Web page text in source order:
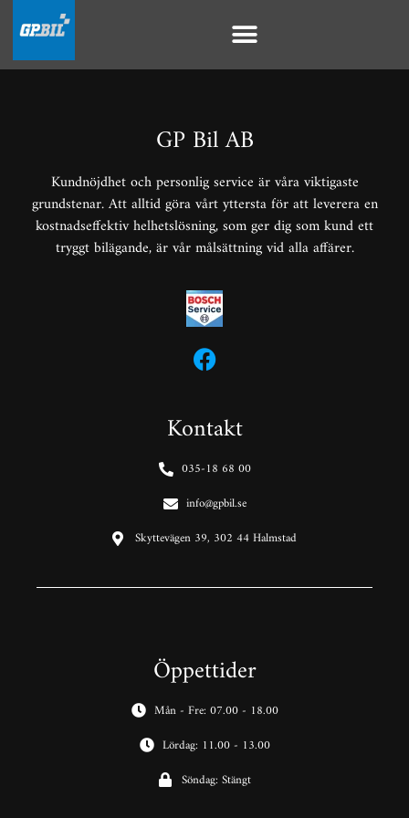
GP Bil AB
Kundnöjdhet och personlig service är våra viktigaste
grundstenar. Att alltid göra vårt yttersta för att leverera en
kostnadseffektiv helhetslösning, som ger dig som kund ett
tryggt bilägande, är vår målsättning vid alla affärer.
Kontakt
035-18 68 00
info@gpbil.se
Skyttevägen 39, 302 44 Halmstad
Öppettider
Mån - Fre: 07.00 - 18.00
Lördag: 11.00 - 13.00
Söndag: Stängt